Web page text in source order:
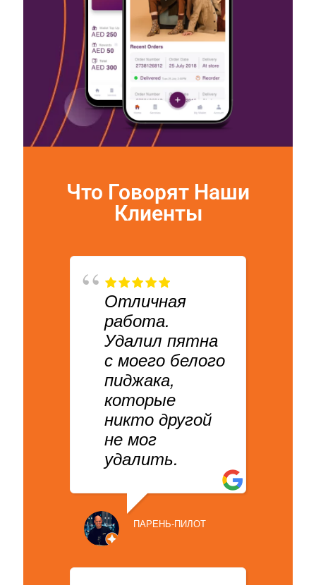
Что Говорят Наши
Клиенты
Отличная
работа.
Удалил пятна
с моего белого
пиджака,
которые
никто другой
не мог
удалить.
ПАРЕНЬ-ПИЛОТ